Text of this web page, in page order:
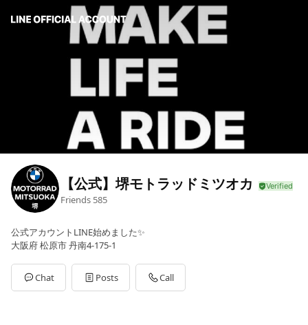
【公式】堺モトラッドミツオカ
Friends 585
公式アカウントLINE始めました✨
大阪府 松原市 丹南4-175-1
Chat Posts Call